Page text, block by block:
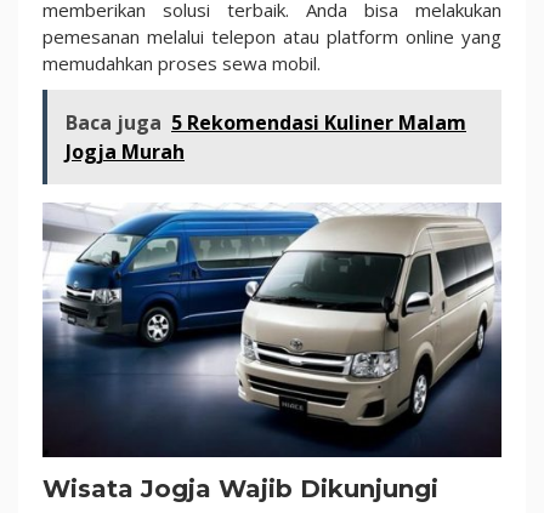
memberikan solusi terbaik. Anda bisa melakukan
pemesanan melalui telepon atau platform online yang
memudahkan proses sewa mobil.
Baca juga 5 Rekomendasi Kuliner Malam
Jogja Murah
Wisata Jogja Wajib Dikunjungi